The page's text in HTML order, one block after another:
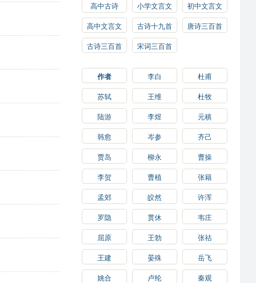
高中古诗
小学文言文
初中文言文
高中文言文
古诗十九首
唐诗三百首
古诗三百首
宋词三百首
作者 李白
杜甫
苏轼
王维
杜牧
陆游
李煜
元稹
韩愈
岑参
齐己
贾岛
柳永
曹操
李贺
曹植
张籍
孟郊
皎然
许浑
罗隐
贯休
韦庄
屈原
王勃
张祜
王建
晏殊
岳飞
姚合
卢纶
秦观